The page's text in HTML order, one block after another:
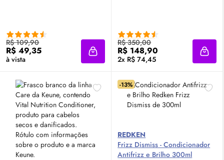
R$ 109,90
R$ 49,35
à vista Adicionar à sacola
R$ 350,00
R$ 148,90
2x R$ 74,45
-13%
REDKEN
Frizz Dismiss - Condicionador
Antifrizz e Brilho 300ml